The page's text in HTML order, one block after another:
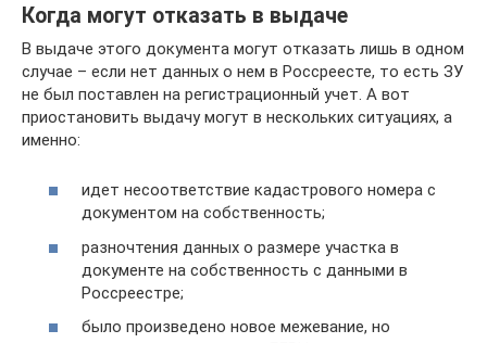
Когда могут отказать в выдаче
В выдаче этого документа могут отказать лишь в одном
случае – если нет данных о нем в Россреесте, то есть ЗУ
не был поставлен на регистрационный учет. А вот
приостановить выдачу могут в нескольких ситуациях, а
именно:
идет несоответствие кадастрового номера с
документом на собственность;
разночтения данных о размере участка в
документе на собственность с данными в
Россреестре;
было произведено новое межевание, но